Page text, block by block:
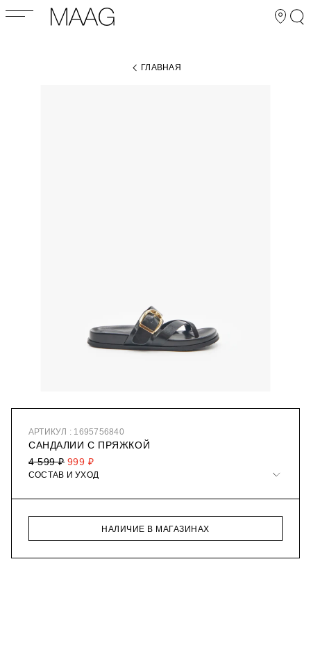
ГЛАВНАЯ
АРТИКУЛ : 1695756840
САНДАЛИИ С ПРЯЖКОЙ
999 ₽
4 599 ₽
СОСТАВ И УХОД
НАЛИЧИЕ В МАГАЗИНАХ